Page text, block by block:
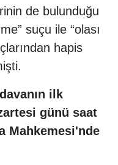
de bulunduğu
suçu ile “olası
hapis
ilk
günü saat
Mahkemesi'nde